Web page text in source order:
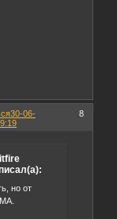
8
30-06-
но от